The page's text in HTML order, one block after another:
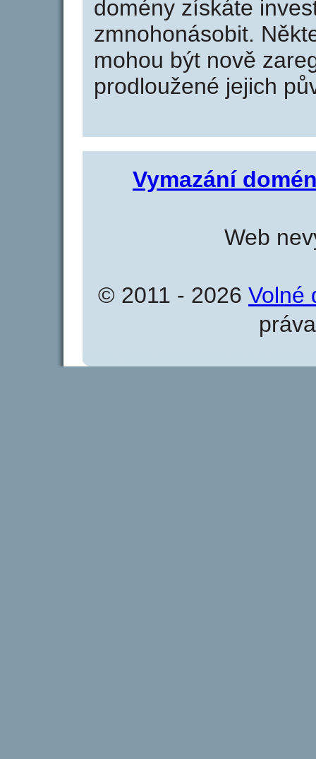
domény získáte
zmnohonásobit.
mohou být nově
prodloužené jejich
Vymazání
Web
© 2011 - 2026 Volné